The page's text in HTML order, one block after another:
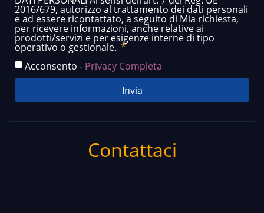
2016/679, autorizzo al trattamento dei dati personali
e ad essere ricontattato, a seguito di Mia richiesta,
per ricevere informazioni, anche relative ai
prodotti/servizi e per esigenze interne di tipo
operativo o gestionale.
Acconsento - Privacy Completa
Invia
Contattaci